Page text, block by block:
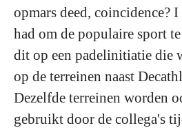
opmars deed, coincidence?
had om de populaire sport
dit op een padelinitiatie die
op de terreinen naast
Dezelfde terreinen worden
gebruikt door de collega's